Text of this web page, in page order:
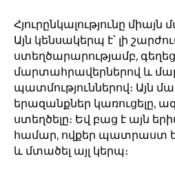
Հյուրընկալությունը միայն
Այն կենսակերպ է՝ լի
ստեղծարարությամբ,
մարտահրավերներով և
պատմություններով։ Այն
երազանքներ կառուցելը,
ստեղծելը։ Եվ բաց է այն
համար, ովքեր պատրաստ
և մտածել այլ կերպ։